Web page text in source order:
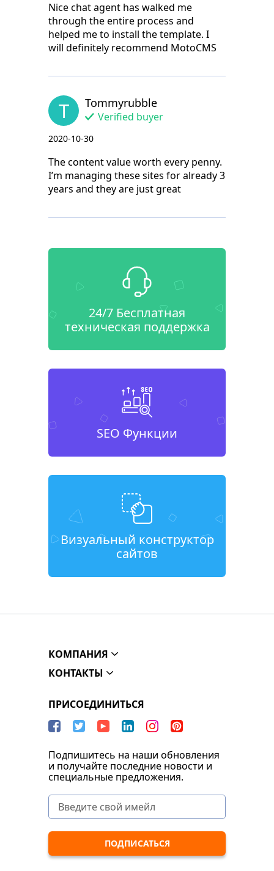
Nice chat agent has walked me
through the entire process and
helped me to install the template. I
will definitely recommend MotoCMS
T Tommyrubble
Verified buyer
2020-10-30
The content value worth every penny.
I’m managing these sites for already 3
years and they are just great
24/7 Бесплатная
техническая поддержка
SEO Функции
Визуальный конструктор
сайтов
КОМПАНИЯ
КОНТАКТЫ
ПРИСОЕДИНИТЬСЯ
Подпишитесь на наши обновления
и получайте последние новости и
специальные предложения.